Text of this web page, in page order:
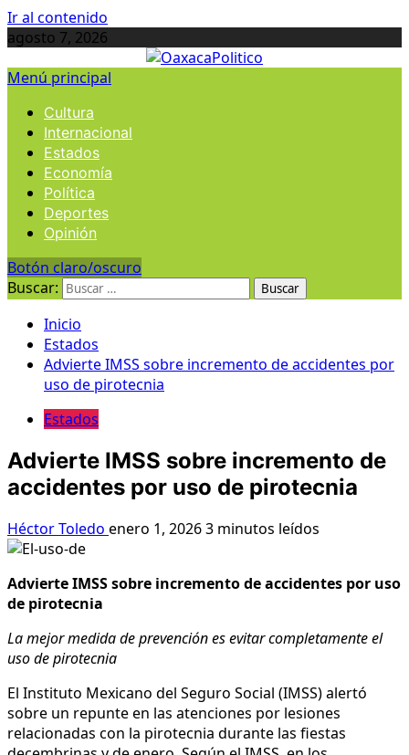
Ir al contenido
agosto 7, 2026
Menú principal
Cultura
Internacional
Estados
Economía
Política
Deportes
Opinión
Botón claro/oscuro
Buscar:
Inicio
Estados
Advierte IMSS sobre incremento de accidentes por
uso de pirotecnia
Estados
Advierte IMSS sobre incremento de
accidentes por uso de pirotecnia
Héctor Toledo enero 1, 20263 minutos leídos
Advierte IMSS sobre incremento de accidentes por uso
de pirotecnia
La mejor medida de prevención es evitar completamente el
uso de pirotecnia
El Instituto Mexicano del Seguro Social (IMSS) alertó
sobre un repunte en las atenciones por lesiones
relacionadas con la pirotecnia durante las fiestas